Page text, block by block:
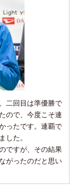
二回目は準優勝で
ので、今度こそ連
ったです。連覇で
した。
ですが、その結果
がったのだと思い